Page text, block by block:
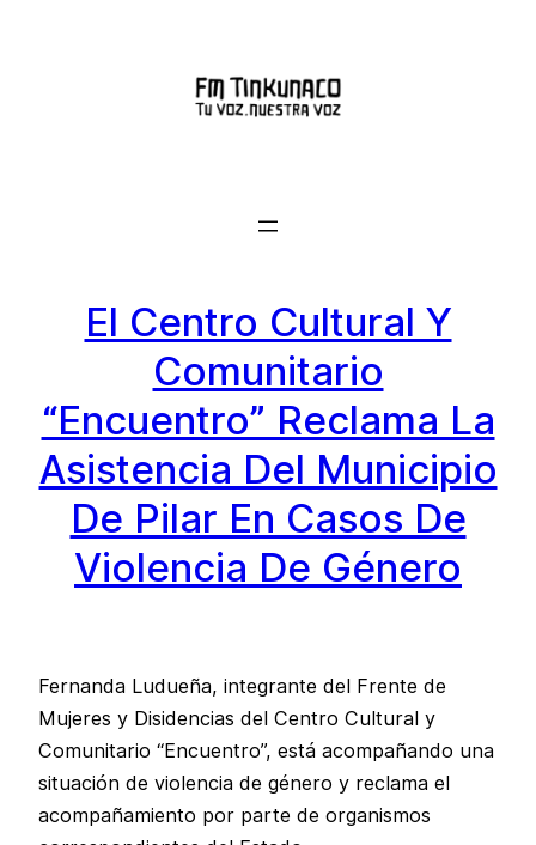
El Centro Cultural Y
Comunitario
“Encuentro” Reclama La
Asistencia Del Municipio
De Pilar En Casos De
Violencia De Género
Fernanda Ludueña, integrante del Frente de
Mujeres y Disidencias del Centro Cultural y
Comunitario “Encuentro”, está acompañando una
situación de violencia de género y reclama el
acompañamiento por parte de organismos